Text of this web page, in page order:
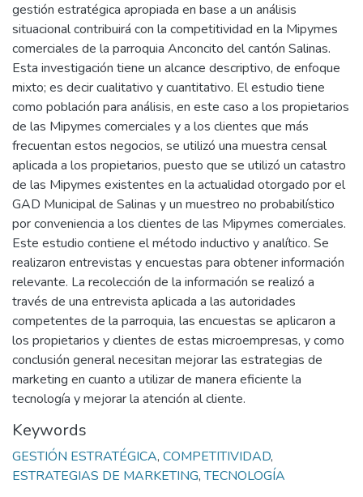
gestión estratégica apropiada en base a un análisis
situacional contribuirá con la competitividad en la Mipymes
comerciales de la parroquia Anconcito del cantón Salinas.
Esta investigación tiene un alcance descriptivo, de enfoque
mixto; es decir cualitativo y cuantitativo. El estudio tiene
como población para análisis, en este caso a los propietarios
de las Mipymes comerciales y a los clientes que más
frecuentan estos negocios, se utilizó una muestra censal
aplicada a los propietarios, puesto que se utilizó un catastro
de las Mipymes existentes en la actualidad otorgado por el
GAD Municipal de Salinas y un muestreo no probabilístico
por conveniencia a los clientes de las Mipymes comerciales.
Este estudio contiene el método inductivo y analítico. Se
realizaron entrevistas y encuestas para obtener información
relevante. La recolección de la información se realizó a
través de una entrevista aplicada a las autoridades
competentes de la parroquia, las encuestas se aplicaron a
los propietarios y clientes de estas microempresas, y como
conclusión general necesitan mejorar las estrategias de
marketing en cuanto a utilizar de manera eficiente la
tecnología y mejorar la atención al cliente.
Keywords
GESTIÓN ESTRATÉGICA, COMPETITIVIDAD,
ESTRATEGIAS DE MARKETING,TECNOLOGÍA